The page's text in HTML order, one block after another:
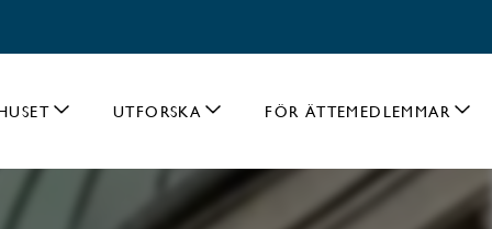
UTFORSKA FÖR ÄTTEMEDLEMMAR